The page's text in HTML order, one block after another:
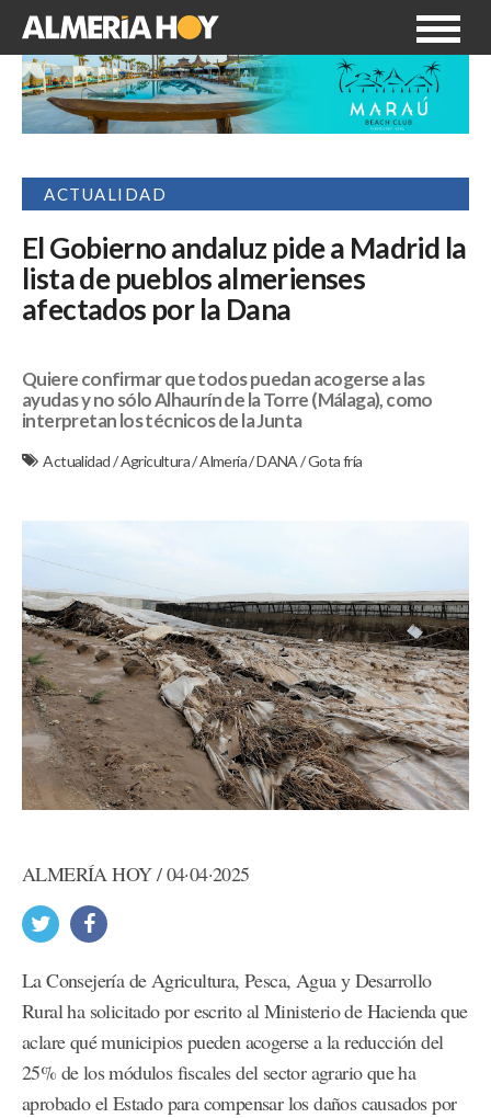
ACTUALIDAD
El Gobierno andaluz pide a Madrid la
lista de pueblos almerienses
afectados por la Dana
Quiere confirmar que todos puedan acogerse a las
ayudas y no sólo Alhaurín de la Torre (Málaga), como
interpretan los técnicos de la Junta
Actualidad/Agricultura/Almería/DANA/Gota fría
ALMERÍA HOY / 04·04·2025
La Consejería de Agricultura, Pesca, Agua y Desarrollo
Rural ha solicitado por escrito al Ministerio de Hacienda que
aclare qué municipios pueden acogerse a la reducción del
25% de los módulos fiscales del sector agrario que ha
aprobado el Estado para compensar los daños causados por